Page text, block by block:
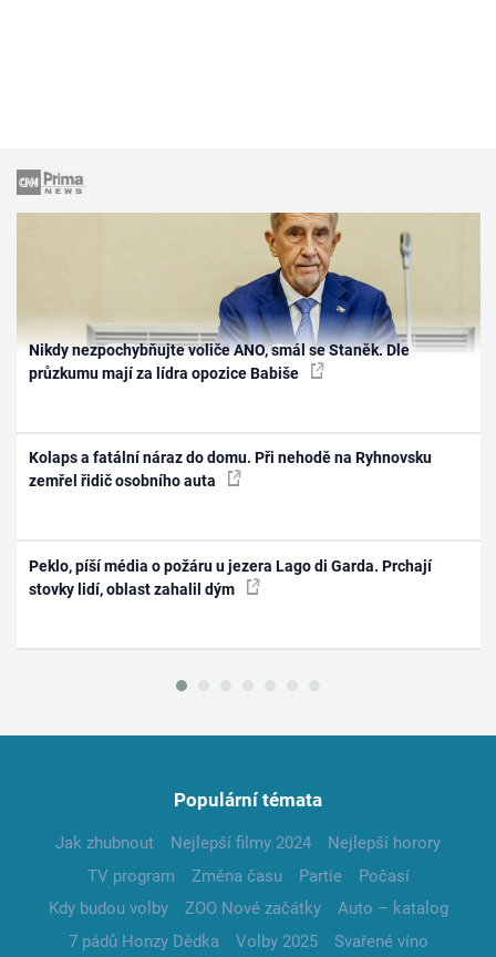
Nikdy nezpochybňujte voliče ANO, smál se Staněk. Dle
průzkumu mají za lídra opozice Babiše
Kolaps a fatální náraz do domu. Při nehodě na Ryhnovsku
zemřel řidič osobního auta
Peklo, píší média o požáru u jezera Lago di Garda. Prchají
stovky lidí, oblast zahalil dým
Populární témata
Jak zhubnout Nejlepší filmy 2024
Nejlepší horory
TV program
Změna času Partie
Počasí
Kdy budou volby
ZOO Nové začátky
Auto – katalog
7 pádů Honzy Dědka
Volby 2025
Svařené víno